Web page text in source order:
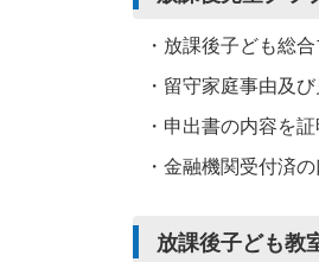
・放課後子ども総
・留守家庭事由及
・申出書の内容を
・金融機関受付済
放課後子ども教